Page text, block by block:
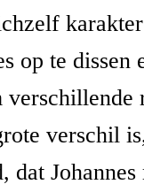
op te dissen
verschil
dat